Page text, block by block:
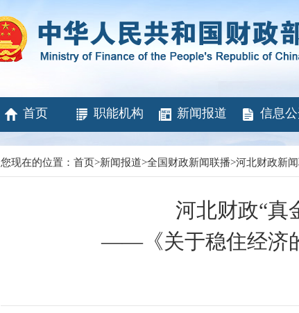
首页 职能机构 新闻报道 信息
您现在的位置： 首页>新闻报道>全国财政新闻联播>河北财政新
河北财政“真
——《关于稳住经济